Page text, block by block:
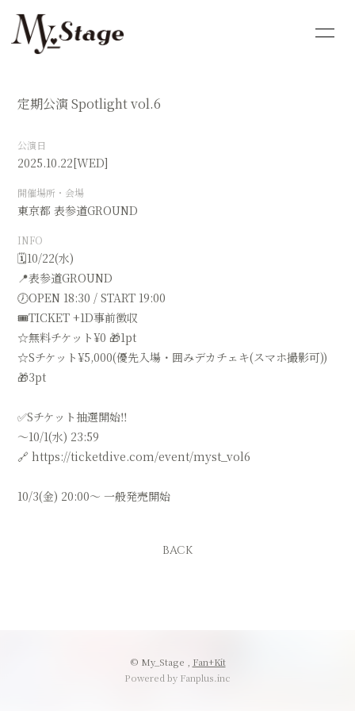
VIDEO
GOODS
定期公演 Spotlight vol.6
公演日
2025.10.22[WED]
開催場所・会場
東京都表参道GROUND
INFO
🗓️10/22(水)
📍表参道GROUND
🕖OPEN 18:30 / START 19:00
🎟️TICKET +1D事前徴収
☆無料チケット¥0 🎁1pt
☆Sチケット¥5,000(優先入場・囲みデカチェキ(スマホ撮影可))
🎁3pt
✅Sチケット抽選開始‼️
〜10/1(水) 23:59
🔗https://ticketdive.com/event/myst_vol6
10/3(金) 20:00〜 一般発売開始
BACK
© My_Stage , Fan+Kit
Powered by Fanplus.inc